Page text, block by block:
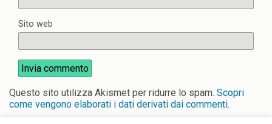
Sito web
Questo sito utilizza Akismet per ridurre lo spam. Scopri
come vengono elaborati i dati derivati dai commenti.